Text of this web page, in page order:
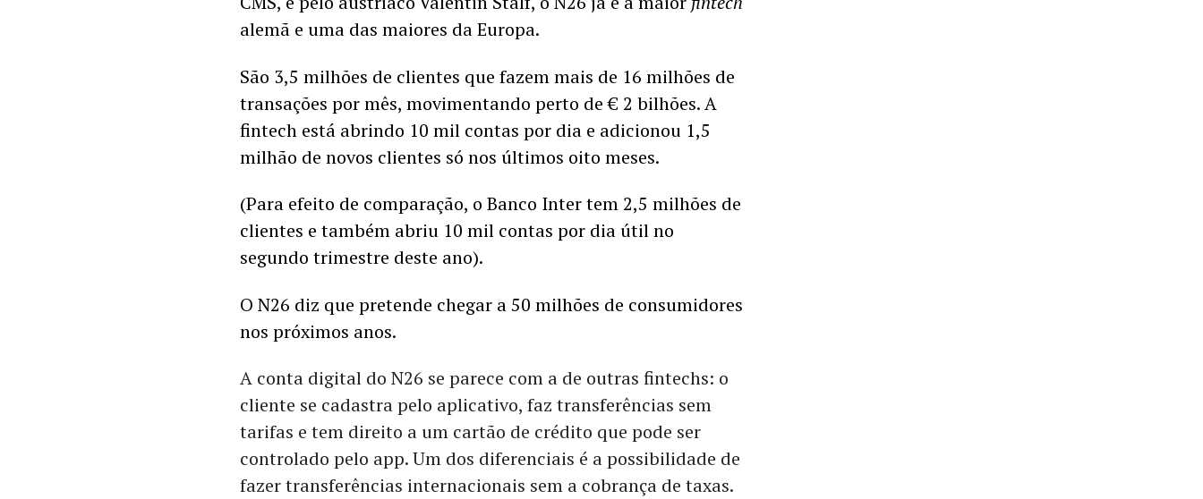
alemã e uma das maiores da Europa.
São 3,5 milhões de clientes que fazem mais de 16 milhões de
transações por mês, movimentando perto de € 2 bilhões. A
fintech está abrindo 10 mil contas por dia e adicionou 1,5
milhão de novos clientes só nos últimos oito meses.
(Para efeito de comparação, o Banco Inter tem 2,5 milhões de
clientes e também abriu 10 mil contas por dia útil no
segundo trimestre deste ano).
O N26 diz que pretende chegar a 50 milhões de consumidores
nos próximos anos.
A conta digital do N26 se parece com a de outras fintechs: o
cliente se cadastra pelo aplicativo, faz transferências sem
tarifas e tem direito a um cartão de crédito que pode ser
controlado pelo app. Um dos diferenciais é a possibilidade de
fazer transferências internacionais sem a cobrança de taxas.